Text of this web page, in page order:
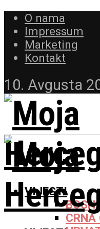
O nama
Impressum
Marketing
Kontakt
10. Avgusta
VIJESTI
CRNA